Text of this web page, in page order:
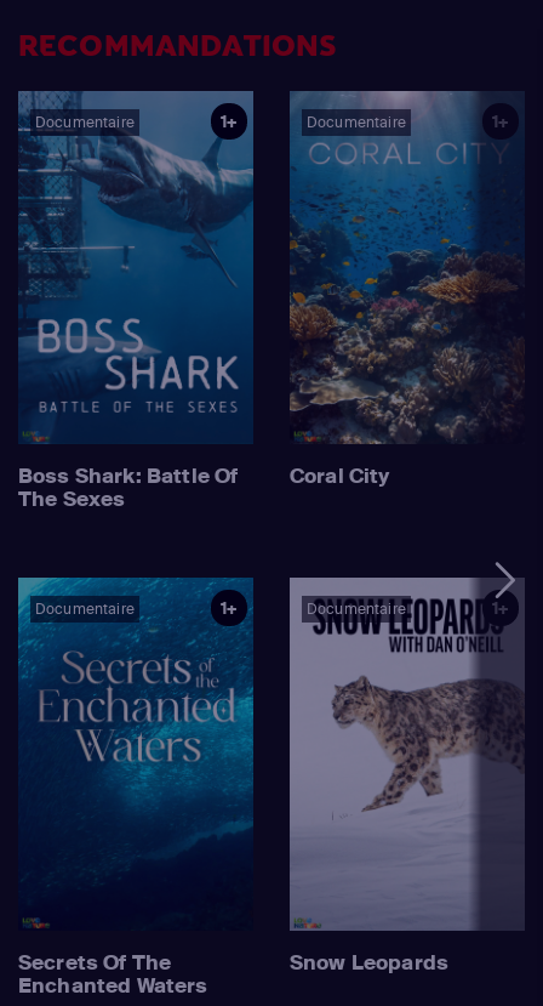
RECOMMANDATIONS
Documentaire 1+
Boss Shark: Battle Of
The Sexes
Documentaire 1+
Coral City
Documentaire 1+
Secrets Of The
Enchanted Waters
Documentaire 1+
Snow Leopards